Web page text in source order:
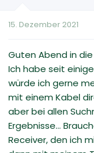
e
t
m
15. Dezember 2021
Guten Abend in die
Ich habe seit
würde ich gerne
mit einem Kabel
aber bei allen
Ergebnisse...
Receiver, den ich